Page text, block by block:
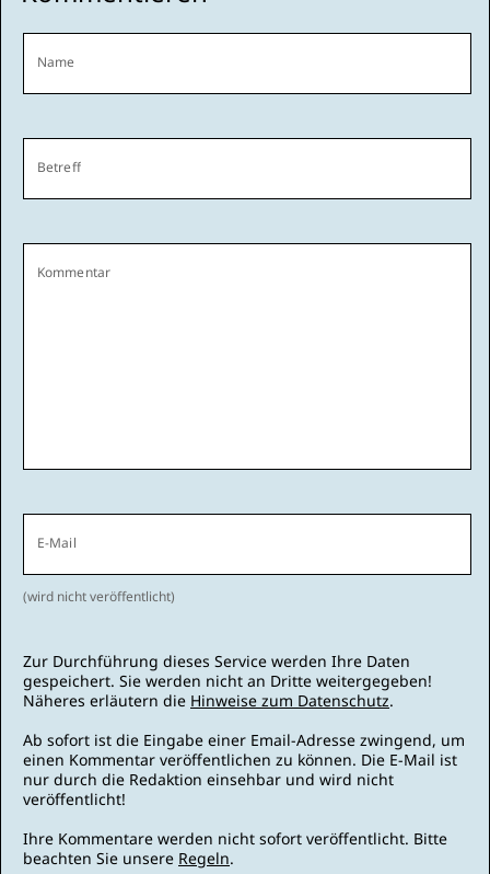
Name
Betreff
Kommentar
E-Mail
(wird nicht veröffentlicht)
Zur Durchführung dieses Service werden Ihre Daten
gespeichert. Sie werden nicht an Dritte weitergegeben!
Näheres erläutern die Hinweise zum Datenschutz.
Ab sofort ist die Eingabe einer Email-Adresse zwingend, um
einen Kommentar veröffentlichen zu können. Die E-Mail ist
nur durch die Redaktion einsehbar und wird nicht
veröffentlicht!
Ihre Kommentare werden nicht sofort veröffentlicht. Bitte
beachten Sie unsere Regeln.